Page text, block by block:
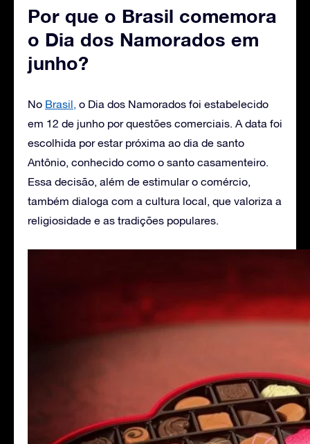
Por que o Brasil comemora
o Dia dos Namorados em
junho?
No Brasil, o Dia dos Namorados foi estabelecido
em 12 de junho por questões comerciais. A data foi
escolhida por estar próxima ao dia de santo
Antônio, conhecido como o santo casamenteiro.
Essa decisão, além de estimular o comércio,
também dialoga com a cultura local, que valoriza a
religiosidade e as tradições populares.